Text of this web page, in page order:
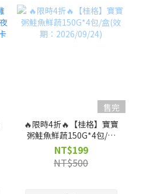
售完
🔥限時4折🔥【桂格】寶寶
粥鮭魚鮮蔬150G*4包/盒
(效期：2026/09/24)
NT$199
NT$500